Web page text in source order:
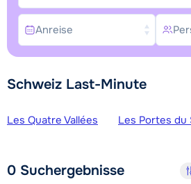
Schweiz Last-Minute
Skigebiete
Les Quatre Vallées Les Portes du
0 Suchergebnisse
Anreise